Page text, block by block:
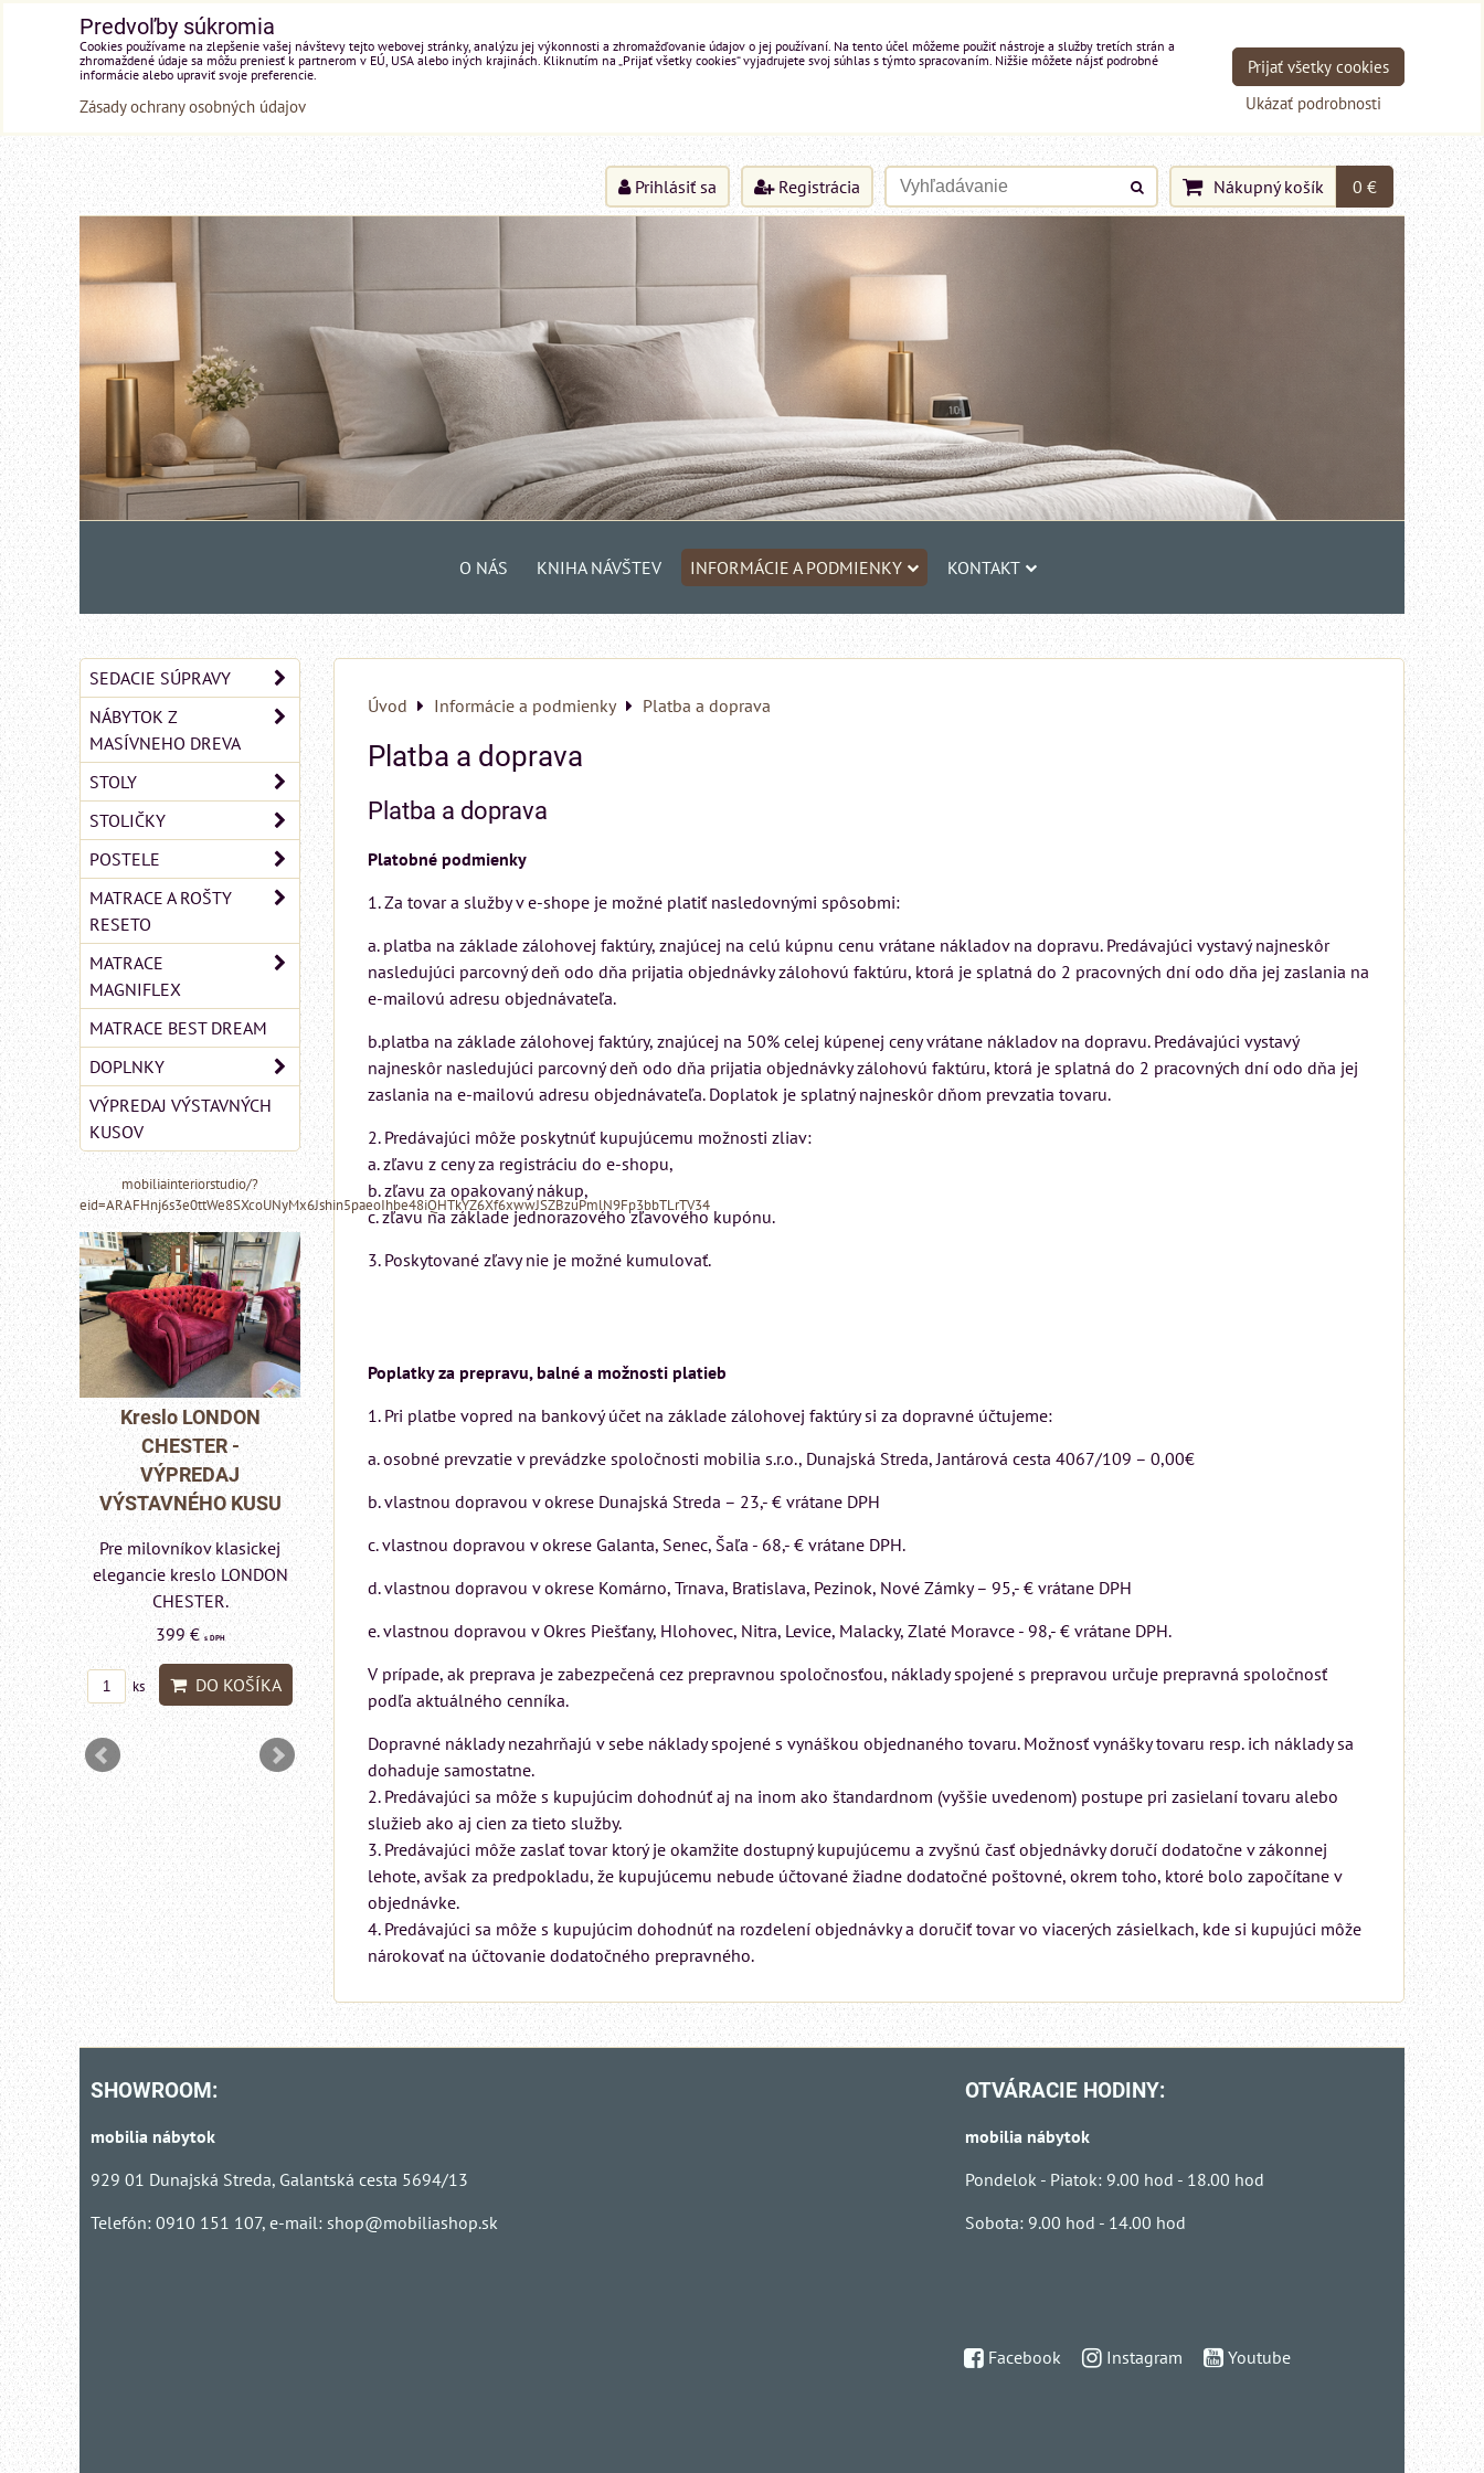
Prihlásiť sa Registrácia Nákupný košík 0 €
O NÁS KNIHA NÁVŠTEV INFORMÁCIE A PODMIENKY KONTAKT
Úvod Informácie a podmienky Platba a doprava
Platba a doprava
Platba a doprava
Platobné podmienky
1. Za tovar a služby v e-shope je možné platiť nasledovnými spôsobmi:
a. platba na základe zálohovej faktúry, znajúcej na celú kúpnu cenu vrátane nákladov na dopravu. Predávajúci vystavý najneskôr
nasledujúci parcovný deň odo dňa prijatia objednávky zálohovú faktúru, ktorá je splatná do 2 pracovných dní odo dňa jej zaslania na
e-mailovú adresu objednávateľa.
b.platba na základe zálohovej faktúry, znajúcej na 50% celej kúpenej ceny vrátane nákladov na dopravu. Predávajúci vystavý
najneskôr nasledujúci parcovný deň odo dňa prijatia objednávky zálohovú faktúru, ktorá je splatná do 2 pracovných dní odo dňa jej
zaslania na e-mailovú adresu objednávateľa. Doplatok je splatný najneskôr dňom prevzatia tovaru.
2. Predávajúci môže poskytnúť kupujúcemu možnosti zliav:
a. zľavu z ceny za registráciu do e-shopu,
b. zľavu za opakovaný nákup,
c. zľavu na základe jednorazového zľavového kupónu.
3. Poskytované zľavy nie je možné kumulovať.
Poplatky za prepravu, balné a možnosti platieb
1. Pri platbe vopred na bankový účet na základe zálohovej faktúry si za dopravné účtujeme:
a. osobné prevzatie v prevádzke spoločnosti mobilia s.r.o., Dunajská Streda, Jantárová cesta 4067/109 – 0,00€
b. vlastnou dopravou v okrese Dunajská Streda – 23,- € vrátane DPH
c. vlastnou dopravou v okrese Galanta, Senec, Šaľa - 68,- € vrátane DPH.
d. vlastnou dopravou v okrese Komárno, Trnava, Bratislava, Pezinok, Nové Zámky – 95,- € vrátane DPH
e. vlastnou dopravou v Okres Piešťany, Hlohovec, Nitra, Levice, Malacky, Zlaté Moravce - 98,- € vrátane DPH.
V prípade, ak preprava je zabezpečená cez prepravnou spoločnosťou, náklady spojené s prepravou určuje prepravná spoločnosť
podľa aktuálného cenníka.
Dopravné náklady nezahrňajú v sebe náklady spojené s vynáškou objednaného tovaru. Možnosť vynášky tovaru resp. ich náklady sa
dohaduje samostatne.
2. Predávajúci sa môže s kupujúcim dohodnúť aj na inom ako štandardnom (vyššie uvedenom) postupe pri zasielaní tovaru alebo
služieb ako aj cien za tieto služby.
3. Predávajúci môže zaslať tovar ktorý je okamžite dostupný kupujúcemu a zvyšnú časť objednávky doručí dodatočne v zákonnej
lehote, avšak za predpokladu, že kupujúcemu nebude účtované žiadne dodatočné poštovné, okrem toho, ktoré bolo započítane v
objednávke.
4. Predávajúci sa môže s kupujúcim dohodnúť na rozdelení objednávky a doručiť tovar vo viacerých zásielkach, kde si kupujúci môže
nárokovať na účtovanie dodatočného prepravného.
SEDACIE SÚPRAVY
NÁBYTOK Z
MASÍVNEHO DREVA
STOLY
STOLIČKY
POSTELE
MATRACE A ROŠTY
RESETO
MATRACE
MAGNIFLEX
MATRACE BEST DREAM
DOPLNKY
VÝPREDAJ VÝSTAVNÝCH
KUSOV
mobiliainteriorstudio/?
eid=ARAFHnj6s3e0ttWe8SXcoUNyMx6Jshin5paeoIhbe48iQHTkYZ6Xf6xwwJSZBzuPmlN9Fp3bbTLrTV34
a
Kreslo LONDON
CHESTER -
VÝPREDAJ
VÝSTAVNÉHO KUSU
Pre milovníkov klasickej
elegancie kreslo LONDON
CHESTER.
399 €s DPH
ks DO KOŠÍKA
MIZAR - talianský
matrac 175x200 cm
Matrac MIZAR od
talianskeho systému
Rinaldi Bed System
Pohovka LONDON
VÝPREDAJ
VÝSTAVNÉHO KUSU
Pre milovníkov klasickej
pohovka LONDON
CHESTER.
Kreslo LONDON
VÝPREDAJ
VÝSTAVNÉHO KUSU
Pre milovníkov klasickej
CHESTER.
399 €s DPH
ks DO KOŠÍKA
Matrac MIZAR od
SHOWROOM:
mobilia nábytok
929 01 Dunajská Streda, Galantská cesta 5694/13
Telefón: 0910 151 107, e-mail: shop@mobiliashop.sk
OTVÁRACIE HODINY:
mobilia nábytok
Pondelok - Piatok: 9.00 hod - 18.00 hod
Sobota: 9.00 hod - 14.00 hod
Facebook Instagram Youtube
Predvoľby súkromia
Cookies používame na zlepšenie vašej návštevy tejto webovej stránky, analýzu jej výkonnosti a zhromažďovanie údajov o jej používaní. Na tento účel môžeme použiť nástroje a služby tretích strán a
zhromaždené údaje sa môžu preniesť k partnerom v EÚ, USA alebo iných krajinách. Kliknutím na „Prijať všetky cookies“ vyjadrujete svoj súhlas s týmto spracovaním. Nižšie môžete nájsť podrobné
informácie alebo upraviť svoje preferencie.
Zásady ochrany osobných údajov Ukázať podrobnosti
Prijať všetky cookies